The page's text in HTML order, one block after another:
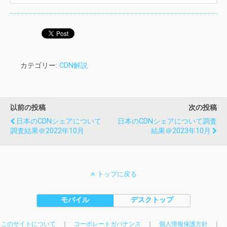
カテゴリー: CDN解説
以前の投稿
日本のCDNシェアについて
調査結果＠2022年10月
次の投稿
日本のCDNシェアについて調査
結果＠2023年10月
トップに戻る
モバイル デスクトップ
このサイトについて コーポレートガバナンス 個人情報保護方針